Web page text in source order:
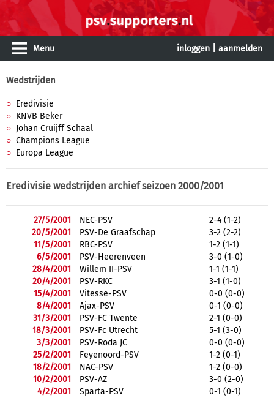
Menu inloggen aanmelden
Wedstrijden
Eredivisie
KNVB Beker
Johan Cruijff Schaal
Champions League
Europa League
Eredivisie wedstrijden archief seizoen 2000/2001
27/5/2001 NEC-PSV
2-4 (1-2)
20/5/2001
PSV-De Graafschap
3-2 (2-2)
11/5/2001
RBC-PSV
1-2 (1-1)
6/5/2001
PSV-Heerenveen
3-0 (1-0)
28/4/2001
Willem II-PSV
1-1 (1-1)
20/4/2001
PSV-RKC
3-1 (1-0)
15/4/2001
Vitesse-PSV
0-0 (0-0)
8/4/2001
Ajax-PSV
0-1 (0-0)
31/3/2001
PSV-FC Twente
2-1 (0-0)
18/3/2001
PSV-Fc Utrecht
5-1 (3-0)
3/3/2001
PSV-Roda JC
0-0 (0-0)
25/2/2001
Feyenoord-PSV
1-2 (0-1)
18/2/2001
NAC-PSV
1-2 (0-0)
10/2/2001
PSV-AZ
3-0 (2-0)
4/2/2001
Sparta-PSV
0-1 (0-1)